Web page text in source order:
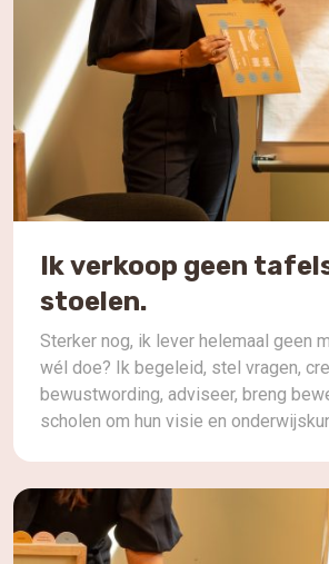
Ik verkoop geen
stoelen.
Sterker nog, ik lever helemaal geen
wél doe? Ik begeleid, stel vragen,
bewustwording, adviseer, breng
scholen om hun visie en
of werkplek. Of een tafel nu rond, […]